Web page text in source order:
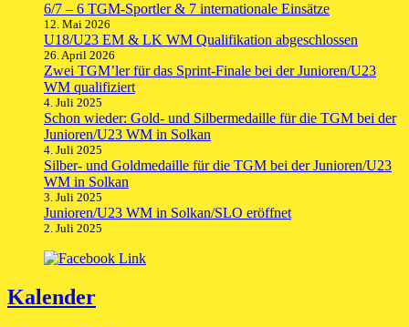
6/7 – 6 TGM-Sportler & 7 internationale Einsätze
12. Mai 2026
U18/U23 EM & LK WM Qualifikation abgeschlossen
26. April 2026
Zwei TGM’ler für das Sprint-Finale bei der Junioren/U23
WM qualifiziert
4. Juli 2025
Schon wieder: Gold- und Silbermedaille für die TGM bei der
Junioren/U23 WM in Solkan
4. Juli 2025
Silber- und Goldmedaille für die TGM bei der Junioren/U23
WM in Solkan
3. Juli 2025
Junioren/U23 WM in Solkan/SLO eröffnet
2. Juli 2025
Kalender